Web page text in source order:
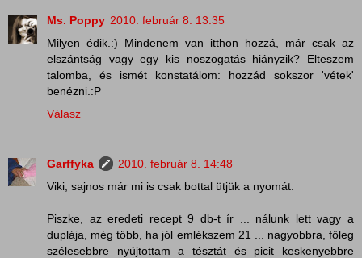
Ms. Poppy 2010. február 8. 13:35
Milyen édik.:) Mindenem van itthon hozzá, már csak az
elszántság vagy egy kis noszogatás hiányzik? Elteszem
talomba, és ismét konstatálom: hozzád sokszor 'vétek'
benézni.:P
Válasz
Garffyka
2010. február 8. 14:48
Viki, sajnos már mi is csak bottal ütjük a nyomát.
Piszke, az eredeti recept 9 db-t ír ... nálunk lett vagy a
duplája, még több, ha jól emlékszem 21 ... nagyobbra, főleg
szélesebbre nyújtottam a tésztát és picit keskenyebbre